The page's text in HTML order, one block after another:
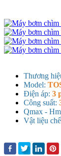
Thương
Model:
Điện áp: 3
Công suất:
Qmax -
Vật liệu